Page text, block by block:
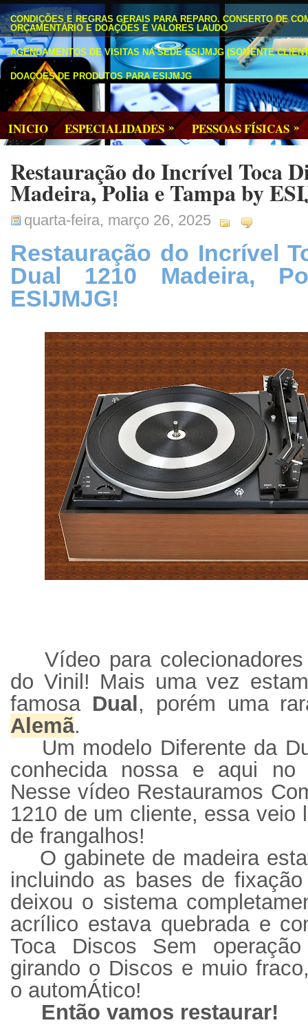
CONDIÇÕES E REGRAS GERAIS PARA REPARO. CONSERTO DE
ORÇAMENTÁRIO E DOAÇÕES E VALORES LAUDO
AGENDAMENTOS DE VISITAS NA SEDE ESIJMJG (SOMENTE
DOAÇÕES DE PRODUTOS PARA ESIJMJG
INICIO ESPECIALIDADES » PESSOAS FÍSICAS »
Restauração do Incrível Toca
Madeira, Polia e Tampa by
quarta-feira, março 26, 2025
Restauração do Incrível
Dual 1210 Madeira,
ESIJMJG!
Vídeo para
do Vinil! Mais uma vez
famosa Dual , porém uma
Alemã.
Um modelo Diferente da
conhecida nossa e aqui no
Nesse vídeo Restauramos
1210 de um cliente, essa veio
de frangalhos!
O gabinete de madeira
incluindo as bases de
deixou o sistema
acrílico estava quebrada e
Toca Discos Sem
girando o Discos e muio
o automÁtico!
Então vamos restaurar!